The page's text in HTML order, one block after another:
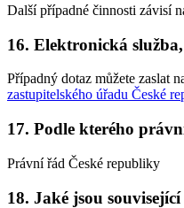
Další případné činnosti závisí
16. Elektronická
Případný dotaz můžete zaslat
zastupitelského úřadu České
17. Podle kterého
Právní řád České republiky
18. Jaké jsou